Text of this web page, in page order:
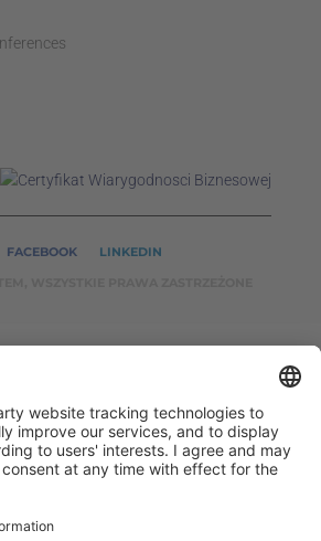
FACEBOOK
LINKEDIN
BINAR24.PL EH24.PL
Partner in Non-Destructive Testing